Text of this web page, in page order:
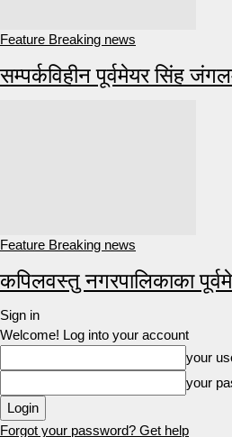
Feature Breaking news
सम्पर्कविहीन पूर्वमेयर सिंह
Feature Breaking news
कपिलवस्तु नगरपालिकाका
Sign in
Welcome! Log into your account
your
your
Forgot your password? Get help